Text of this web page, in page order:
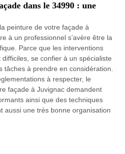
dans le 34990 : une
peinture de votre façade à
à un professionnel s’avère être la
Parce que les interventions
se confier à un spécialiste
tâches à prendre en considération.
à respecter, le
façade à Juvignac demandent
ainsi que des techniques
aussi une très bonne organisation